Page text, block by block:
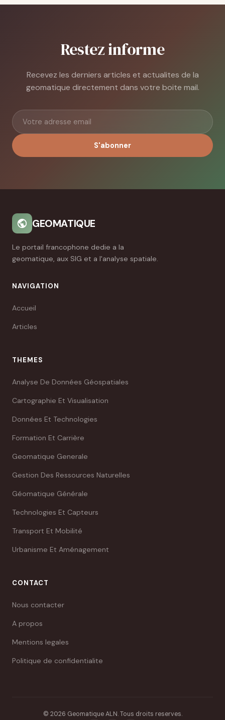
Restez informe
Recevez les derniers articles et actualites de la
geomatique directement dans votre boite mail.
S'abonner
GEOMATIQUE
Le portail francophone dedie a la
geomatique, aux SIG et a l'analyse spatiale.
NAVIGATION
Accueil
Articles
THEMES
Analyse De Données Géospatiales
Cartographie Et Visualisation
Données Et Technologies
Formation Et Carrière
Geomatique Generale
Gestion Des Ressources Naturelles
Géomatique Générale
Technologies Et Capteurs
Transport Et Mobilité
Urbanisme Et Aménagement
CONTACT
Nous contacter
A propos
Mentions legales
Politique de confidentialite
© 2026 Geomatique ALN. Tous droits reserves.